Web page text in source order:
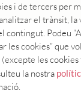
i de tercers per
el trànsit, la
contingut. Podeu
les cookies” que
les
la nostra